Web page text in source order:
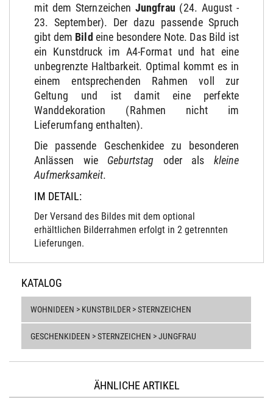
mit dem Sternzeichen Jungfrau (24. August -
23. September). Der dazu passende Spruch
gibt dem Bild eine besondere Note. Das Bild ist
ein Kunstdruck im A4-Format und hat eine
unbegrenzte Haltbarkeit. Optimal kommt es in
einem entsprechenden Rahmen voll zur
Geltung und ist damit eine perfekte
Wanddekoration (Rahmen nicht im
Lieferumfang enthalten).
Die passende Geschenkidee zu besonderen
Anlässen wie Geburtstag oder alskleine
Aufmerksamkeit.
IM DETAIL:
Der Versand des Bildes mit dem optional
erhältlichen Bilderrahmen erfolgt in 2 getrennten
Lieferungen.
KATALOG
WOHNIDEEN > KUNSTBILDER > STERNZEICHEN
GESCHENKIDEEN > STERNZEICHEN > JUNGFRAU
ÄHNLICHE ARTIKEL